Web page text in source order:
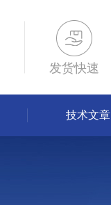
发货快速
技术文章